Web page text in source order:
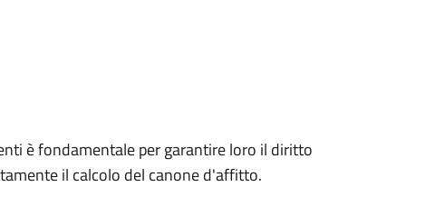
è fondamentale per garantire loro il diritto
il calcolo del canone d'affitto.